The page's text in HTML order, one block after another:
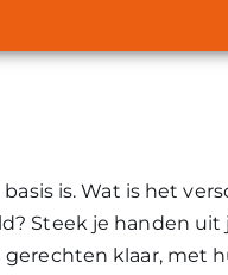
is. Wat is het
Steek je handen uit
klaar, met